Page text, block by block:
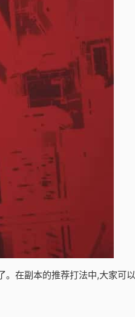
在副本的推荐打法中,大家可以